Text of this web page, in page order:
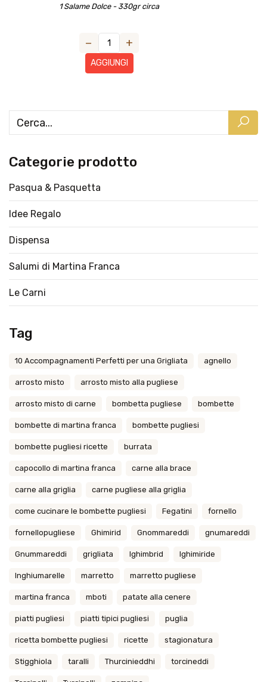
Categorie prodotto
Pasqua & Pasquetta
Idee Regalo
Dispensa
Salumi di Martina Franca
Le Carni
Tag
10 Accompagnamenti Perfetti per una Grigliata agnello
arrosto misto arrosto misto alla pugliese
arrosto misto di carne bombetta pugliese bombette
bombette di martina franca bombette pugliesi
bombette pugliesi ricette burrata
capocollo di martina franca carne alla brace
carne alla griglia carne pugliese alla griglia
come cucinare le bombette pugliesi Fegatini fornello
fornellopugliese Ghimirid Gnommareddi gnumareddi
Gnummareddi grigliata Ighimbrid Ighimiride
Inghiumarelle marretto marretto pugliese
martina franca mboti patate alla cenere
piatti pugliesi piatti tipici pugliesi puglia
ricetta bombette pugliesi ricette stagionatura
Stigghiola taralli Thurcinieddhi torcineddi
1 Salame Dolce - 330gr circa
− +
AGGIUNGI